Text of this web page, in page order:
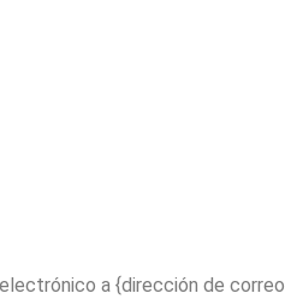
a {dirección de correo